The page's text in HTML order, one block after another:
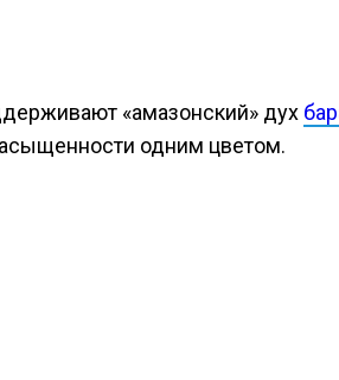
«амазонский» дух
одним цветом.